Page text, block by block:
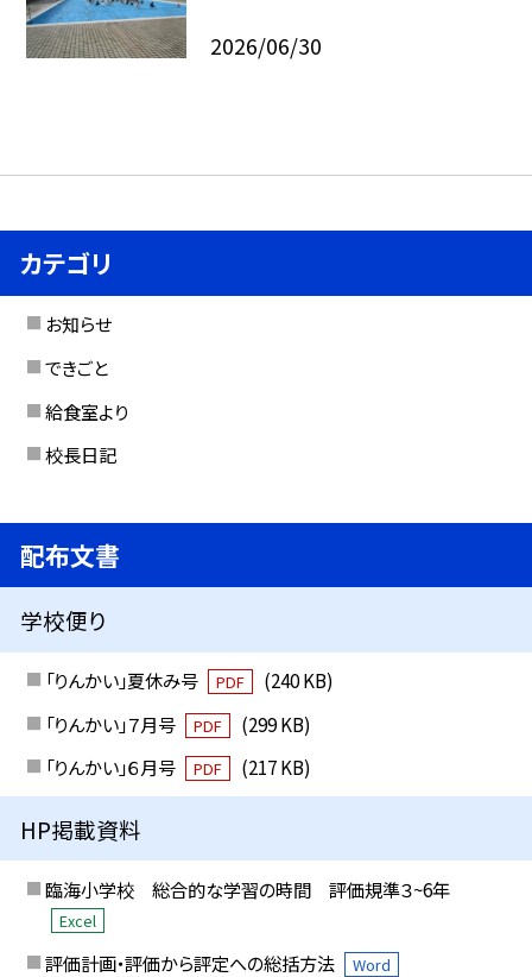
2026/06/30
カテゴリ
お知らせ
できごと
給食室より
校長日記
配布文書
学校便り
「りんかい」夏休み号 PDF
(240 KB)
「りんかい」７月号
PDF
(299 KB)
「りんかい」６月号
PDF (217 KB)
HP掲載資料
臨海小学校 総合的な学習の時間 評価規準３~6年
Excel
評価計画・評価から評定への総括方法 Word